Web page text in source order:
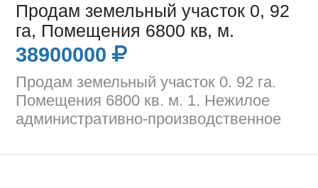
Продам земельный участок 0, 92
га, Помещения 6800 кв, м.
38900000
Продам земельный участок 0. 92 га.
Помещения 6800 кв. м. 1. Нежилое
административно-производственное